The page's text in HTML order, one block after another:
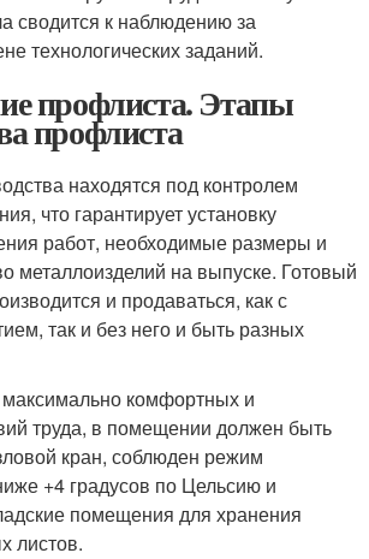
сводится к наблюдению за
технологических заданий.
профлиста. Этапы
профлиста
находятся под контролем
что гарантирует установку
работ, необходимые размеры и
металлоизделий на выпуске. Готовый
и продаваться, как с
так и без него и быть разных
комфортных и
труда, в помещении должен быть
кран, соблюден режим
+4 градусов по Цельсию и
помещения для хранения
листов.